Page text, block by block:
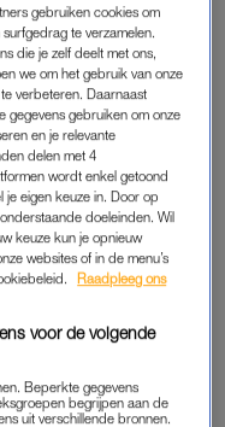
Volgens een nieuw
een derde van de
‘Zestien
met seksuele
dit beledigende
(16 tot 25 jaar) het
greep de
jonge mannen (77
bij de laatste keer
de openbare ruimte
aangeven niet te
(40 procent) niets te
belangrijk of ernstig
gebruiken cookies om
te verzamelen.
die je zelf deelt met ons,
we om het gebruik van onze
verbeteren. Daarnaast
gegevens gebruiken om onze
en je relevante
delen met 4
wordt enkel getoond
je eigen keuze in. Door op
doeleinden. Wil
keuze kun je opnieuw
websites of in de menu’s
Raadpleeg ons
voor de volgende
Beperkte gegevens
begrijpen aan de
uit verschillende bronnen.